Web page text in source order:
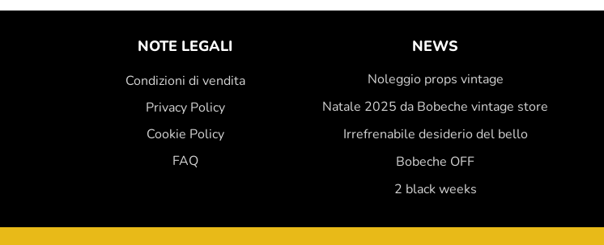
NOTE LEGALI
Condizioni di vendita
Privacy Policy
Cookie Policy
FAQ
NEWS
Noleggio props vintage
Natale 2025 da Bobeche vintage store
Irrefrenabile desiderio del bello
Bobeche OFF
2 black weeks